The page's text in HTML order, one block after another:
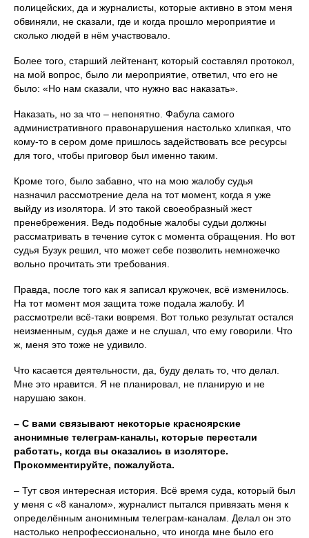
полицейских, да и журналисты, которые активно в этом меня
обвиняли, не сказали, где и когда прошло мероприятие и
сколько людей в нём участвовало.
Более того, старший лейтенант, который составлял протокол,
на мой вопрос, было ли мероприятие, ответил, что его не
было: «Но нам сказали, что нужно вас наказать».
Наказать, но за что – непонятно. Фабула самого
административного правонарушения настолько хлипкая, что
кому-то в сером доме пришлось задействовать все ресурсы
для того, чтобы приговор был именно таким.
Кроме того, было забавно, что на мою жалобу судья
назначил рассмотрение дела на тот момент, когда я уже
выйду из изолятора. И это такой своеобразный жест
пренебрежения. Ведь подобные жалобы судьи должны
рассматривать в течение суток с момента обращения. Но вот
судья Бузук решил, что может себе позволить немножечко
вольно прочитать эти требования.
Правда, после того как я записал кружочек, всё изменилось.
На тот момент моя защита тоже подала жалобу. И
рассмотрели всё-таки вовремя. Вот только результат остался
неизменным, судья даже и не слушал, что ему говорили. Что
ж, меня это тоже не удивило.
Что касается деятельности, да, буду делать то, что делал.
Мне это нравится. Я не планировал, не планирую и не
нарушаю закон.
– С вами связывают некоторые красноярские
анонимные телеграм-каналы, которые перестали
работать, когда вы оказались в изоляторе.
Прокомментируйте, пожалуйста.
– Тут своя интересная история. Всё время суда, который был
у меня с «8 каналом», журналист пытался привязать меня к
определённым анонимным телеграм-каналам. Делал он это
настолько непрофессионально, что иногда мне было его